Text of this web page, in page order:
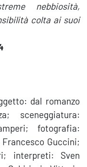
nebbiosità,
colta ai suoi
dal romanzo
sceneggiatura:
fotografia:
Guccini;
interpreti: Sven